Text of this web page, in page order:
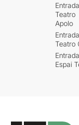
Teatro
Apolo
Teatro
Espai